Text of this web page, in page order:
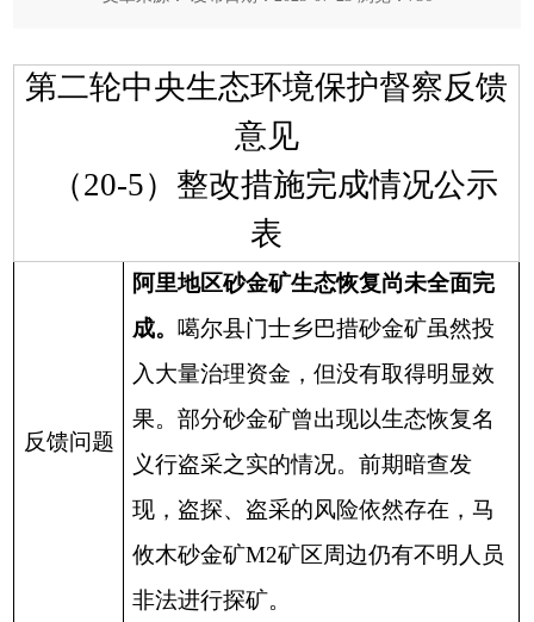
第二轮中央生态环境保护督察反馈
意见
（20-5）整改措施完成情况公示
表
反馈问题
阿里地区砂金矿生态恢复尚未全面完
成。 噶尔县门士乡巴措砂金矿虽然投
入大量治理资金，但没有取得明显效
果。部分砂金矿曾出现以生态恢复名
义行盗采之实的情况。前期暗查发
现，盗探、盗采的风险依然存在，马
攸木砂金矿M2矿区周边仍有不明人员
非法进行探矿。